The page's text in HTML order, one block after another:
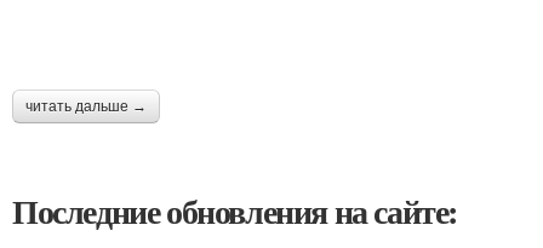
читать дальше →
Последние обновления на сайте: